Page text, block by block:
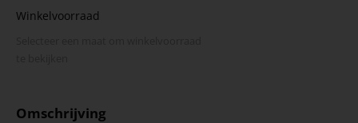
Winkelvoorraad
Omschrijving